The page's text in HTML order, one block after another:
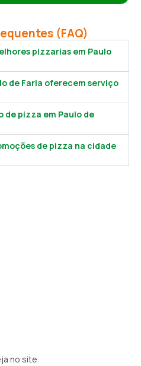
(FAQ)
pizzarias em Paulo
de Faria oferecem serviço
de pizza em Paulo de
de pizza na cidade
no site